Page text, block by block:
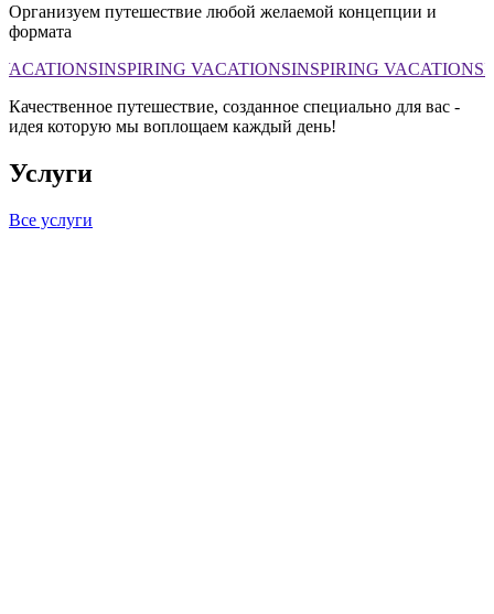
Организуем путешествие любой желаемой концепции и
формата
INSPIRING VACATIONSINSPIRING VACATIONS
Качественное путешествие, созданное специально для вас -
идея которую мы воплощаем каждый день!
Услуги
Все услуги